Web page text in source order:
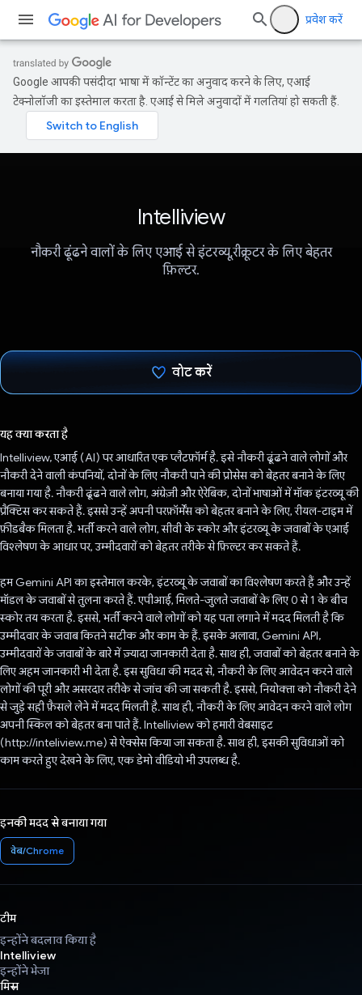
प्रवेश करें
Google आपकी पसंदीदा भाषा में कॉन्टेंट का अनुवाद करने के लिए, एआई
टेक्नोलॉजी का इस्तेमाल करता है. एआई से मिले अनुवादों में गलतियां हो सकती हैं.
Intelliview
नौकरी ढूंढने वालों के लिए एआई से इंटरव्यू,रीक्रूटर के लिए बेहतर
फ़िल्टर.
वोट करें
यह क्या करता है
Intelliview, एआई (AI) पर आधारित एक प्लैटफ़ॉर्म है. इसे नौकरी ढूंढने वाले लोगों और
नौकरी देने वाली कंपनियों, दोनों के लिए नौकरी पाने की प्रोसेस को बेहतर बनाने के लिए
बनाया गया है. नौकरी ढूंढने वाले लोग, अंग्रेज़ी और ऐरेबिक, दोनों भाषाओं में मॉक इंटरव्यू की
प्रैक्टिस कर सकते हैं. इससे उन्हें अपनी परफ़ॉर्मेंस को बेहतर बनाने के लिए, रीयल-टाइम में
फ़ीडबैक मिलता है. भर्ती करने वाले लोग, सीवी के स्कोर और इंटरव्यू के जवाबों के एआई
विश्लेषण के आधार पर, उम्मीदवारों को बेहतर तरीके से फ़िल्टर कर सकते हैं.
हम Gemini API का इस्तेमाल करके, इंटरव्यू के जवाबों का विश्लेषण करते हैं और उन्हें
मॉडल के जवाबों से तुलना करते हैं. एपीआई, मिलते-जुलते जवाबों के लिए 0 से 1 के बीच
स्कोर तय करता है. इससे, भर्ती करने वाले लोगों को यह पता लगाने में मदद मिलती है कि
उम्मीदवार के जवाब कितने सटीक और काम के हैं. इसके अलावा, Gemini API,
उम्मीदवारों के जवाबों के बारे में ज़्यादा जानकारी देता है. साथ ही, जवाबों को बेहतर बनाने के
लिए अहम जानकारी भी देता है. इस सुविधा की मदद से, नौकरी के लिए आवेदन करने वाले
लोगों की पूरी और असरदार तरीके से जांच की जा सकती है. इससे, नियोक्ता को नौकरी देने
से जुड़े सही फ़ैसले लेने में मदद मिलती है. साथ ही, नौकरी के लिए आवेदन करने वाले लोग
अपनी स्किल को बेहतर बना पाते हैं. Intelliview को हमारी वेबसाइट
(http://inteliview.me) से ऐक्सेस किया जा सकता है. साथ ही, इसकी सुविधाओं को
काम करते हुए देखने के लिए, एक डेमो वीडियो भी उपलब्ध है.
इनकी मदद से बनाया गया
वेब/Chrome
टीम
इन्होंने बदलाव किया है
Intelliview
इन्होंने भेजा
मिस्र